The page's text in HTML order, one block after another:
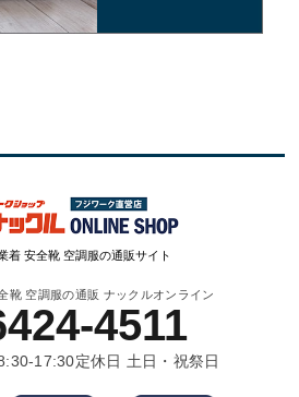
着 安全靴 空調服の通販サイト
靴 空調服の通販 ナックルオンライン
4511
17:30定休日 土日・祝祭日